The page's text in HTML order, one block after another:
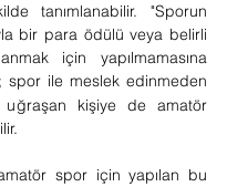
tanımlanabilir. "Sporun
bir para ödülü veya belirli
için yapılmamasına
; spor ile meslek edinmeden
kişiye de amatör
spor için yapılan bu